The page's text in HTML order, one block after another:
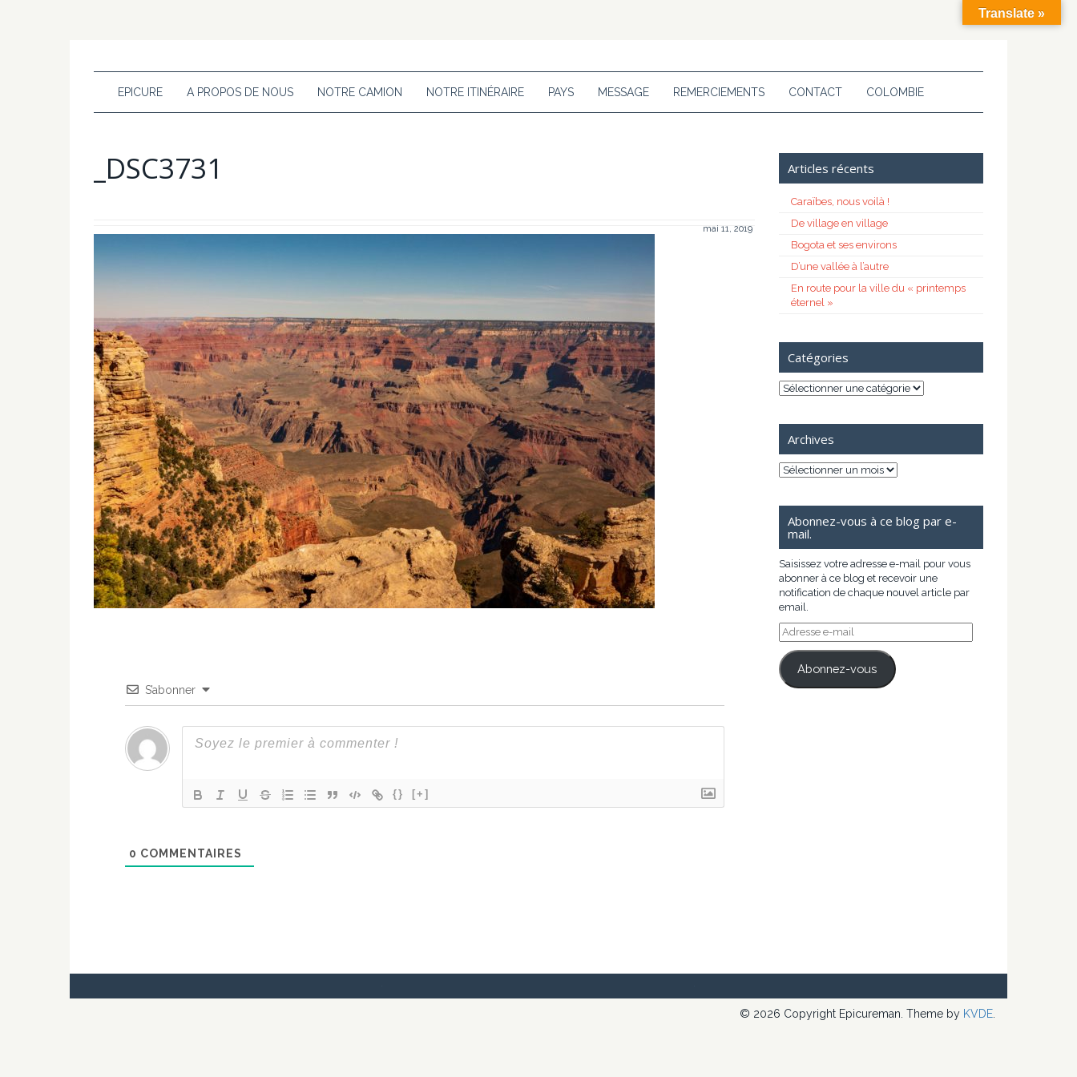
EPICURE A PROPOS DE NOUS NOTRE CAMION NOTRE ITINÉRAIRE PAYS MESSAGE REMERCIEMENTS CONTACT COLOMBIE
_DSC3731
mai 11, 2019
S’abonner
{} [+]
0 COMMENTAIRES
Articles récents
Caraïbes, nous voilà !
De village en village
Bogota et ses environs
D’une vallée à l’autre
En route pour la ville du « printemps
éternel »
Catégories
Catégories
Archives
Archives
Abonnez-vous à ce blog par e-
mail.
Saisissez votre adresse e-mail pour vous
abonner à ce blog et recevoir une
notification de chaque nouvel article par
email.
Adresse
e-
mail
Abonnez-vous
© 2026 Copyright Epicureman. Theme by KVDE
Translate »